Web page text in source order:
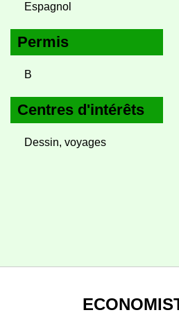
Espagnol
Permis
B
Centres d'intérêts
Dessin, voyages